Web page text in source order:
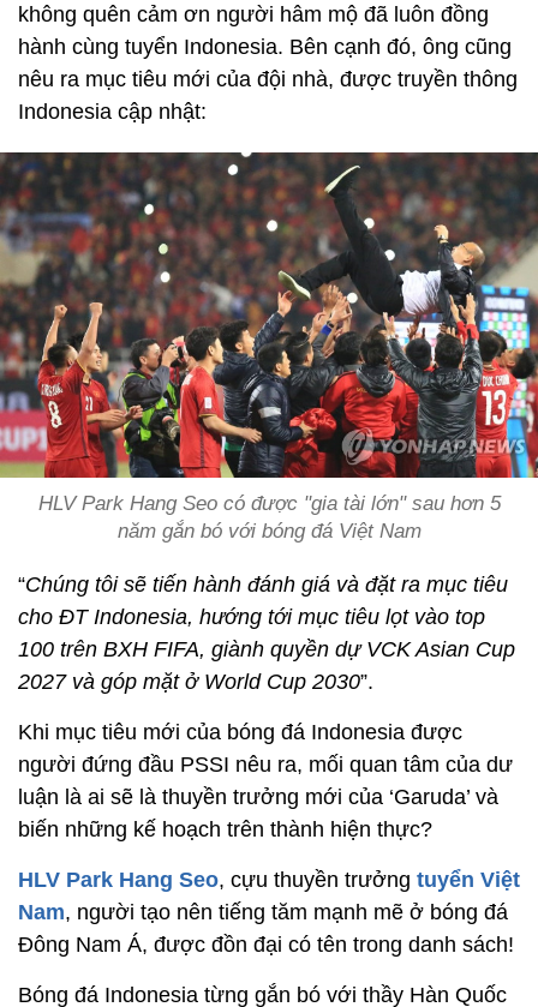
không quên cảm ơn người hâm mộ đã luôn đồng
hành cùng tuyển Indonesia. Bên cạnh đó, ông cũng
nêu ra mục tiêu mới của đội nhà, được truyền thông
Indonesia cập nhật:
HLV Park Hang Seo có được "gia tài lớn" sau hơn 5
năm gắn bó với bóng đá Việt Nam
“Chúng tôi sẽ tiến hành đánh giá và đặt ra mục tiêu
cho ĐT Indonesia, hướng tới mục tiêu lọt vào top
100 trên BXH FIFA, giành quyền dự VCK Asian Cup
2027 và góp mặt ở World Cup 2030”.
Khi mục tiêu mới của bóng đá Indonesia được
người đứng đầu PSSI nêu ra, mối quan tâm của dư
luận là ai sẽ là thuyền trưởng mới của ‘Garuda’ và
biến những kế hoạch trên thành hiện thực?
HLV Park Hang Seo, cựu thuyền trưởng tuyển Việt
Nam, người tạo nên tiếng tăm mạnh mẽ ở bóng đá
Đông Nam Á, được đồn đại có tên trong danh sách!
Bóng đá Indonesia từng gắn bó với thầy Hàn Quốc